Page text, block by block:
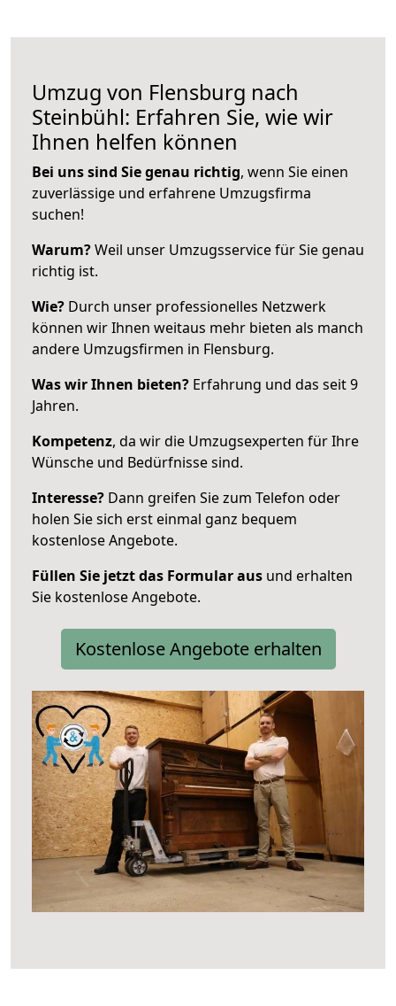
Umzug von Flensburg nach
Steinbühl: Erfahren Sie, wie wir
Ihnen helfen können
Bei uns sind Sie genau richtig, wenn Sie einen
zuverlässige und erfahrene Umzugsfirma
suchen!
Warum?Weil unser Umzugsservice für Sie genau
richtig ist.
Wie? Durch unser professionelles Netzwerk
können wir Ihnen weitaus mehr bieten als manch
andere Umzugsfirmen in Flensburg.
Was wir Ihnen bieten? Erfahrung und das seit 9
Jahren.
Kompetenz, da wir die Umzugsexperten für Ihre
Wünsche und Bedürfnisse sind.
Interesse? Dann greifen Sie zum Telefon oder
holen Sie sich erst einmal ganz bequem
kostenlose Angebote.
Füllen Sie jetzt das Formular aus und erhalten
Sie kostenlose Angebote.
Kostenlose Angebote erhalten